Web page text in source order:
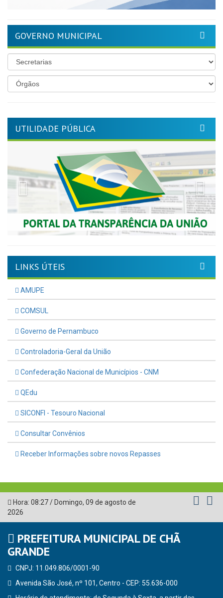
GOVERNO MUNICIPAL
UTILIDADE PÚBLICA
Previous
LINKS ÚTEIS
AMUPE
COMSUL
Governo de Pernambuco
Controladoria-Geral da União
Confederação Nacional de Municípios - CNM
QEdu
SICONFI - Tesouro Nacional
Consultar Convênios
Receber Informações sobre novos Repasses
Hora: 08:27/ Domingo, 09 de agosto de
2026
PREFEITURA MUNICIPAL DE CHÃ
GRANDE
CNPJ: 11.049.806/0001-90
Avenida São José, nº 101, Centro - CEP: 55.636-000